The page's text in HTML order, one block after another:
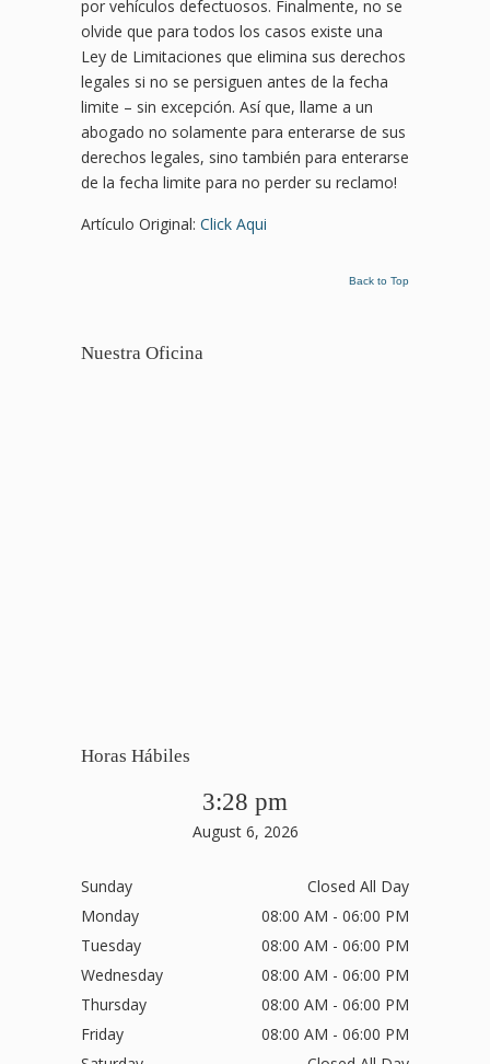
por vehículos defectuosos. Finalmente, no se
olvide que para todos los casos existe una
Ley de Limitaciones que elimina sus derechos
legales si no se persiguen antes de la fecha
limite – sin excepción. Así que, llame a un
abogado no solamente para enterarse de sus
derechos legales, sino también para enterarse
de la fecha limite para no perder su reclamo!
Artículo Original: Click Aqui
Back to Top
Nuestra Oficina
Horas Hábiles
3:28 pm
August 6, 2026
Sunday
Closed All Day
Monday
08:00 AM - 06:00 PM
Tuesday
08:00 AM - 06:00 PM
Wednesday
08:00 AM - 06:00 PM
Thursday
08:00 AM - 06:00 PM
Friday
08:00 AM - 06:00 PM